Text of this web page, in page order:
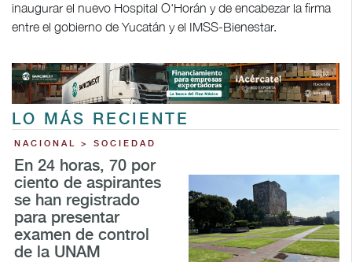
inaugurar el nuevo Hospital O'Horán y de encabezar la firma
entre el gobierno de Yucatán y el IMSS-Bienestar.
LO MÁS RECIENTE
NACIONAL > SOCIEDAD
En 24 horas, 70 por
ciento de aspirantes
se han registrado
para presentar
examen de control
de la UNAM